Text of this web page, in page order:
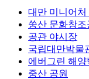
대만 미니어처
쑹산 문화창조
공관 야시장
국립대만박물
에버그린 해
중산 공원